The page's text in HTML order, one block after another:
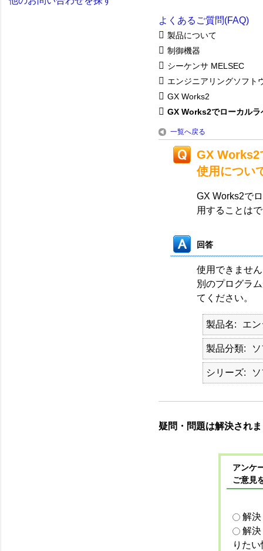
よくあるご質問(FAQ)
製品について
制御機器
シーケンサ MELSEC
エンジニアリングソフト
GX Works2
GX Works2でローカルラ
一覧へ戻る
GX Works2
使用につい
GX Works2で
用することは
回答
使用できませ
別のプログラ
てください。
製品名 エ
製品分類
シリーズ
疑問・問題は解決され
アンケ
ご意見
解
解
りた